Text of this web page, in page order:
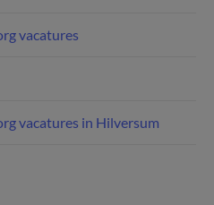
vacatures
vacatures in Hilversum